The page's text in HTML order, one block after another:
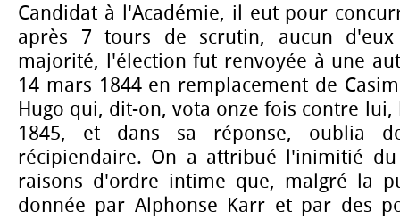
Candidat à l'Académie, il eut pour
après 7 tours de scrutin, aucun
majorité, l'élection fut renvoyée à une
14 mars 1844 en remplacement de
Hugo qui, dit-on, vota onze fois contre
1845, et dans sa réponse, oublia
récipiendaire. On a attribué l'inimitié
raisons d'ordre intime que, malgré la
donnée par Alphonse Karr et par des